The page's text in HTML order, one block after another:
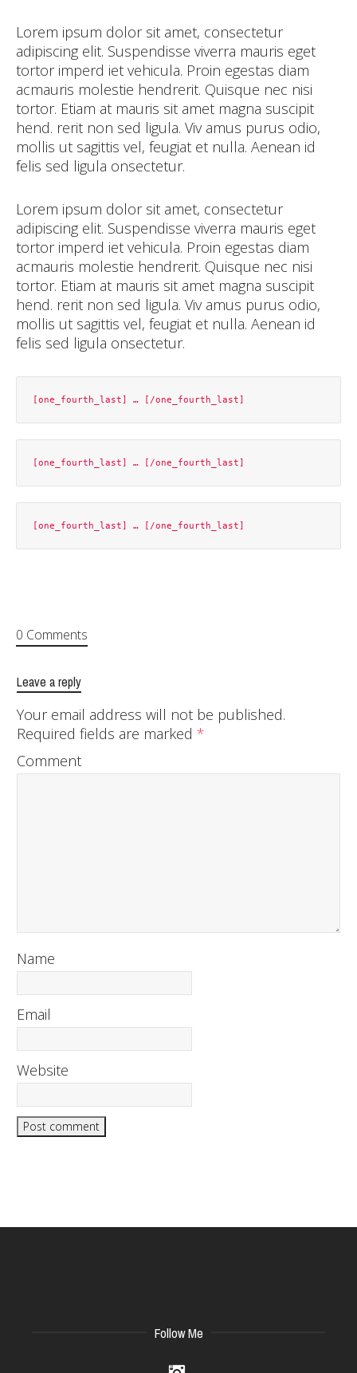
Lorem ipsum dolor sit amet, consectetur
adipiscing elit. Suspendisse viverra mauris eget
tortor imperd iet vehicula. Proin egestas diam
acmauris molestie hendrerit. Quisque nec nisi
tortor. Etiam at mauris sit amet magna suscipit
hend. rerit non sed ligula. Viv amus purus odio,
mollis ut sagittis vel, feugiat et nulla. Aenean id
felis sed ligula onsectetur.
Lorem ipsum dolor sit amet, consectetur
adipiscing elit. Suspendisse viverra mauris eget
tortor imperd iet vehicula. Proin egestas diam
acmauris molestie hendrerit. Quisque nec nisi
tortor. Etiam at mauris sit amet magna suscipit
hend. rerit non sed ligula. Viv amus purus odio,
mollis ut sagittis vel, feugiat et nulla. Aenean id
felis sed ligula onsectetur.
0 Comments
Leave a reply
Your email address will not be published.
Required fields are marked *
Comment
Name
Email
Website
Follow Me